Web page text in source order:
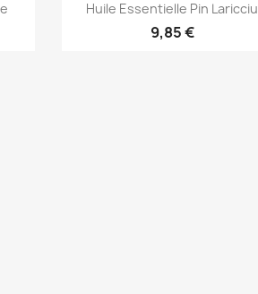

Huile Essentielle Pin Laricciu
9,85 €